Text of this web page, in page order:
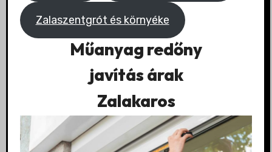
Zalaszentgrót és környéke
Műanyag redőny
javítás árak
Zalakaros